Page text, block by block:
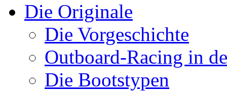
Die Originale
Die Vorgeschichte
Outboard-Racing in
Die Bootstypen